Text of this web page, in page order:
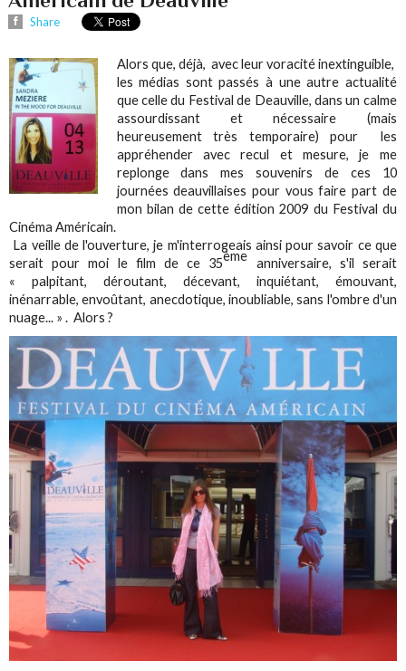
Share
Alors que, déjà, avec leur voracité inextinguible,
les médias sont passés à une autre actualité
que celle du Festival de Deauville, dans un calme
assourdissant et nécessaire (mais
heureusement très temporaire) pour les
appréhender avec recul et mesure, je me
replonge dans mes souvenirs de ces 10
journées deauvillaises pour vous faire part de
mon bilan de cette édition 2009 du Festival du
Cinéma Américain.
La veille de l'ouverture, je m'interrogeais ainsi pour savoir ce que
serait pour moi le film de ce 35ème anniversaire, s'il serait
« palpitant, déroutant, décevant, inquiétant, émouvant,
inénarrable, envoûtant, anecdotique, inoubliable, sans l'ombre d'un
nuage... » . Alors ?